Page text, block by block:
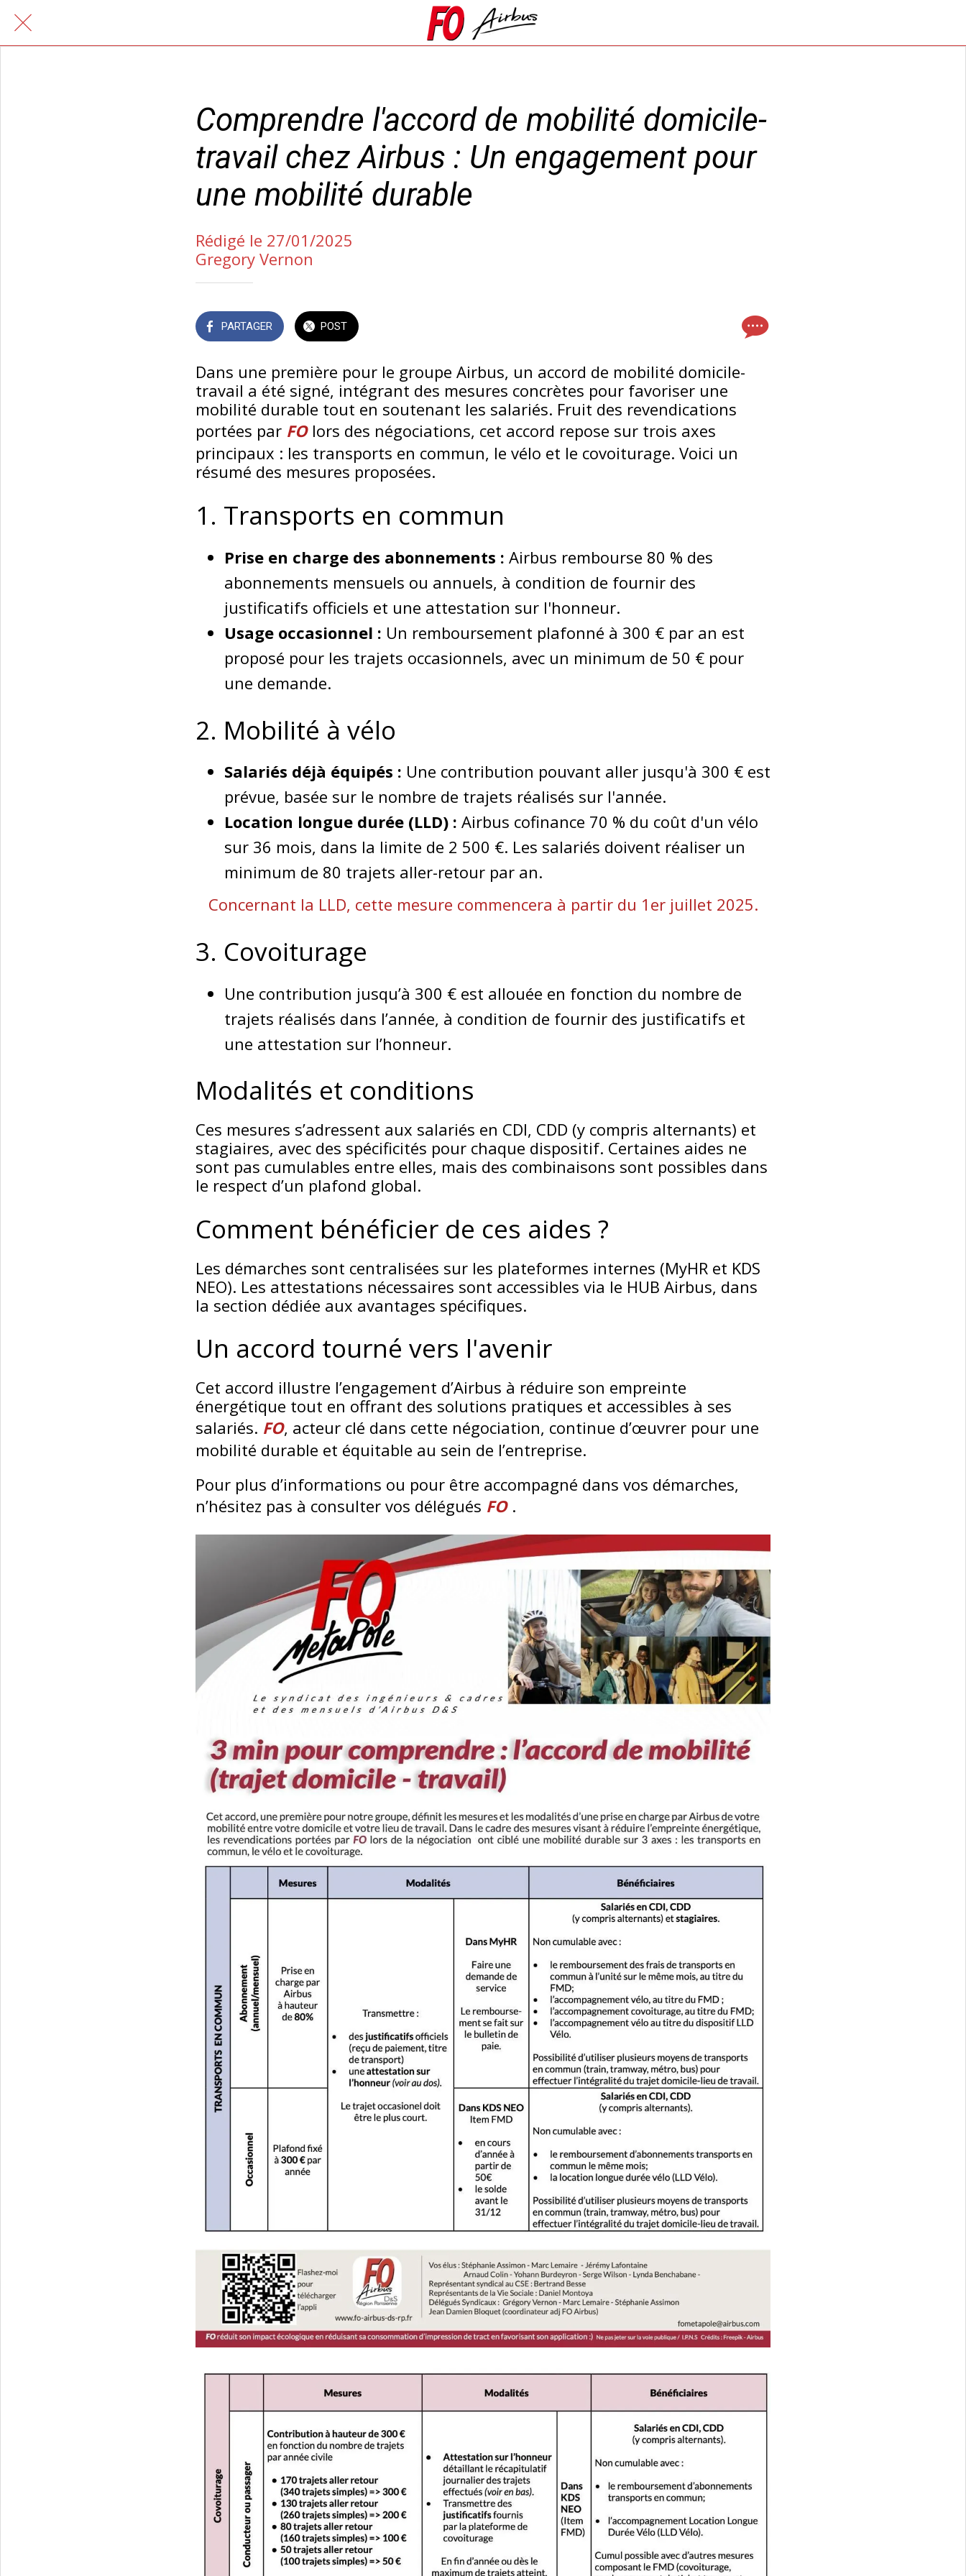
Comprendre l'accord de mobilité domicile-
travail chez Airbus : Un engagement pour
une mobilité durable
Rédigé le 27/01/2025
Gregory Vernon
PARTAGER POST
Dans une première pour le groupe Airbus, un accord de mobilité domicile-
travail a été signé, intégrant des mesures concrètes pour favoriser une
mobilité durable tout en soutenant les salariés. Fruit des revendications
portées par FOlors des négociations, cet accord repose sur trois axes
principaux : les transports en commun, le vélo et le covoiturage. Voici un
résumé des mesures proposées.
1. Transports en commun
Prise en charge des abonnements : Airbus rembourse 80 % des
abonnements mensuels ou annuels, à condition de fournir des
justificatifs officiels et une attestation sur l'honneur.
Usage occasionnel : Un remboursement plafonné à 300 € par an est
proposé pour les trajets occasionnels, avec un minimum de 50 € pour
une demande.
2. Mobilité à vélo
Salariés déjà équipés : Une contribution pouvant aller jusqu'à 300 € est
prévue, basée sur le nombre de trajets réalisés sur l'année.
Location longue durée (LLD) : Airbus cofinance 70 % du coût d'un vélo
sur 36 mois, dans la limite de 2 500 €. Les salariés doivent réaliser un
minimum de 80 trajets aller-retour par an.
Concernant la LLD, cette mesure commencera à partir du 1er juillet 2025.
3. Covoiturage
Une contribution jusqu’à 300 € est allouée en fonction du nombre de
trajets réalisés dans l’année, à condition de fournir des justificatifs et
une attestation sur l’honneur.
Modalités et conditions
Ces mesures s’adressent aux salariés en CDI, CDD (y compris alternants) et
stagiaires, avec des spécificités pour chaque dispositif. Certaines aides ne
sont pas cumulables entre elles, mais des combinaisons sont possibles dans
le respect d’un plafond global.
Comment bénéficier de ces aides ?
Les démarches sont centralisées sur les plateformes internes (MyHR et KDS
NEO). Les attestations nécessaires sont accessibles via le HUB Airbus, dans
la section dédiée aux avantages spécifiques.
Un accord tourné vers l'avenir
Cet accord illustre l’engagement d’Airbus à réduire son empreinte
énergétique tout en offrant des solutions pratiques et accessibles à ses
salariés. FO, acteur clé dans cette négociation, continue d’œuvrer pour une
mobilité durable et équitable au sein de l’entreprise.
Pour plus d’informations ou pour être accompagné dans vos démarches,
n’hésitez pas à consulter vos délégués FO.